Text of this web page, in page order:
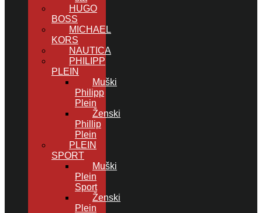
HUGO
BOSS
MICHAEL
KORS
NAUTICA
PHILIPP
PLEIN
Muški
Philipp
Plein
Ženski
Phillip
Plein
PLEIN
SPORT
Muški
Plein
Sport
Ženski
Plein